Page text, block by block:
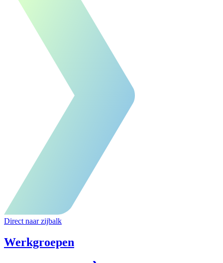
Direct naar zijbalk
Werkgroepen